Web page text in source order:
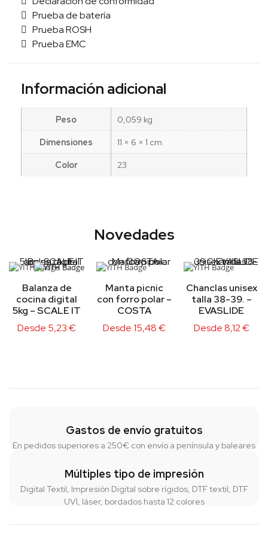
Prueba de batería
Prueba ROSH
Prueba EMC
Información adicional
Peso
0,059 kg
Dimensiones
11 × 6 × 1 cm
Color
23
Novedades
Balanza de
cocina digital
5kg – SCALE IT
Desde 5,23€
Manta picnic
con forro polar –
COSTA
Desde15,48€
Chanclas unisex
talla 38-39. –
EVASLIDE
Desde8,12€
Gastos de envío gratuitos
En pedidos superiores a 250€ con envío a península y baleares
Múltiples tipo de impresión
Digital Textil, Impresión Digital sobre rígidos, DTF textil, DTF
UVI, láser, bordados hasta 12 colores